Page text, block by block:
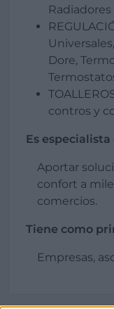
Dore,
contros y
Es especialista
Aportar
confort a
comercios.
Tiene como
Empresas,